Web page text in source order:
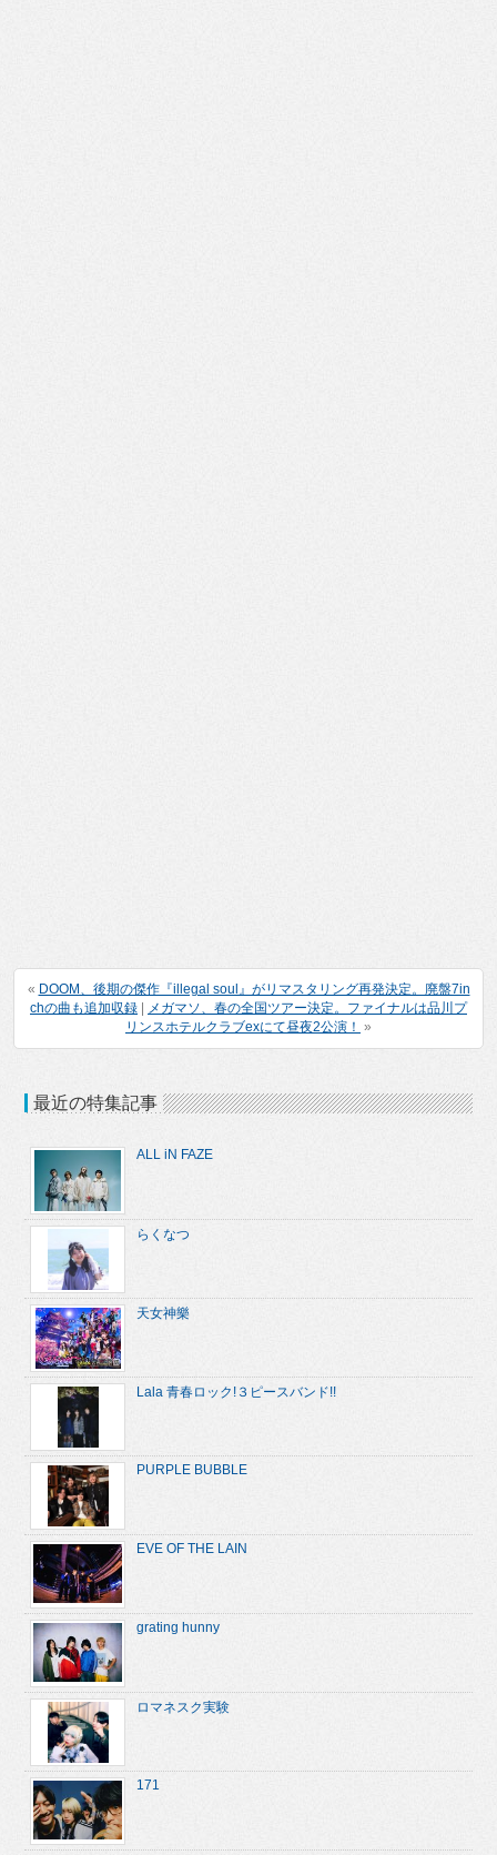
« DOOM、後期の傑作『illegal soul』がリマスタリング再発決定。廃盤7in
chの曲も追加収録 | メガマソ、春の全国ツアー決定。ファイナルは品川プ
リンスホテルクラブexにて昼夜2公演！ »
最近の特集記事
ALL iN FAZE
らくなつ
天女神樂
Lala 青春ロック!３ピースバンド!!
PURPLE BUBBLE
EVE OF THE LAIN
grating hunny
ロマネスク実験
171